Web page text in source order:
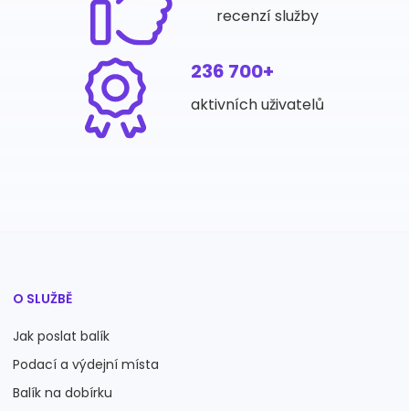
recenzí služby
236 700+
aktivních uživatelů
O SLUŽBĚ
Jak poslat balík
Podací a výdejní místa
Balík na dobírku